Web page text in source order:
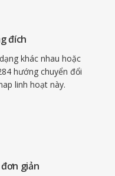
đích
khác nhau hoặc
hướng chuyển đổi
linh hoạt này.
giản